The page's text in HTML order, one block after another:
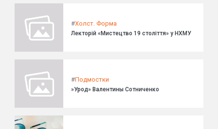
#Холст. Форма
Лекторій «Мистецтво 19 століття» у НХМУ
#Подмостки
»Урод» Валентины Сотниченко